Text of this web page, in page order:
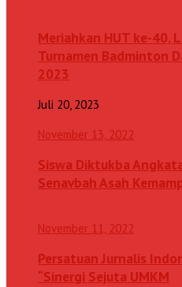
Meriahkan HUT ke-40,
Turnamen Badminton
2023
Juli 20, 2023
November 13, 2022
Siswa Diktukba
Senavbah Asah
November 11, 2022
Persatuan Jurnalis
“Sinergi Sejuta UMKM